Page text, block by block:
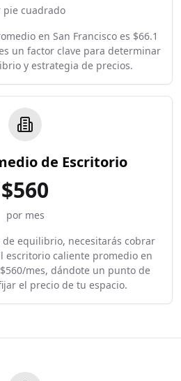
pie cuadrado
en San Francisco es $66.1
un factor clave para determinar
y estrategia de precios.
de Escritorio
$560
por mes
de equilibrio, necesitarás cobrar
escritorio caliente promedio en
mes, dándote un punto de
el precio de tu espacio.